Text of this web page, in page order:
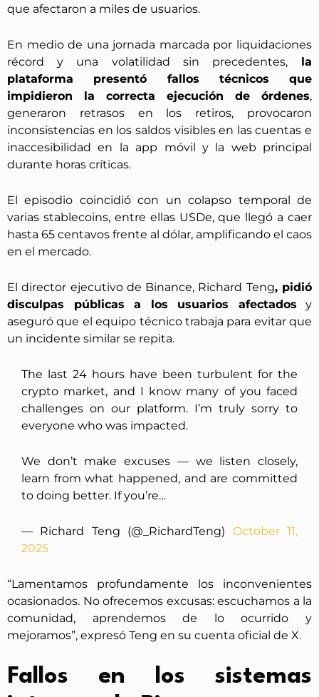
que afectaron a miles de usuarios.
En medio de una jornada marcada por liquidaciones
récord y una volatilidad sin precedentes,la
plataforma presentó fallos técnicos que
impidieron la correcta ejecución de órdenes,
generaron retrasos en los retiros, provocaron
inconsistencias en los saldos visibles en las cuentas e
inaccesibilidad en la app móvil y la web principal
durante horas críticas.
El episodio coincidió con un colapso temporal de
varias stablecoins, entre ellas USDe, que llegó a caer
hasta 65 centavos frente al dólar, amplificando el caos
en el mercado.
El director ejecutivo de Binance, Richard Teng, pidió
disculpas públicas a los usuarios afectados y
aseguró que el equipo técnico trabaja para evitar que
un incidente similar se repita.
The last 24 hours have been turbulent for the
crypto market, and I know many of you faced
challenges on our platform. I’m truly sorry to
everyone who was impacted.
We don’t make excuses — we listen closely,
learn from what happened, and are committed
to doing better. If you’re…
— Richard Teng (@_RichardTeng) October 11,
2025
“Lamentamos profundamente los inconvenientes
ocasionados. No ofrecemos excusas: escuchamos a la
comunidad, aprendemos de lo ocurrido y
mejoramos”, expresó Teng en su cuenta oficial de X.
Fallos en los sistemas